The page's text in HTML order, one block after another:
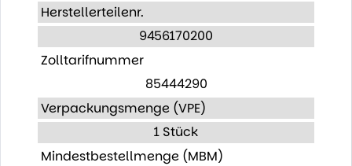
Herstellerteilenr.
9456170200
Zolltarifnummer
85444290
Verpackungsmenge (VPE)
1 Stück
Mindestbestellmenge (MBM)